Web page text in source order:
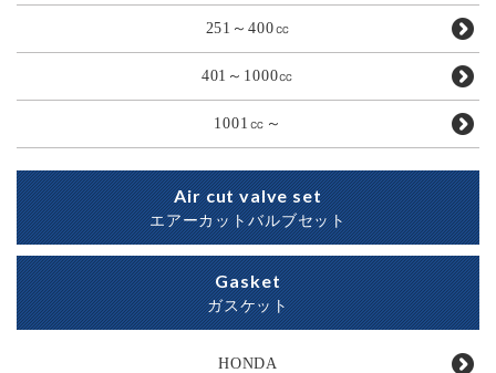
251～400㏄
401～1000㏄
1001㏄～
Air cut valve set
エアーカットバルブセット
Gasket
ガスケット
HONDA